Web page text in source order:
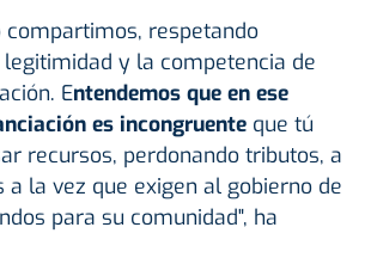
compartimos, respetando
y la competencia de
Entendemos que en ese
es incongruente que tú
recursos, perdonando tributos, a
la vez que exigen al gobierno de
para su comunidad", ha